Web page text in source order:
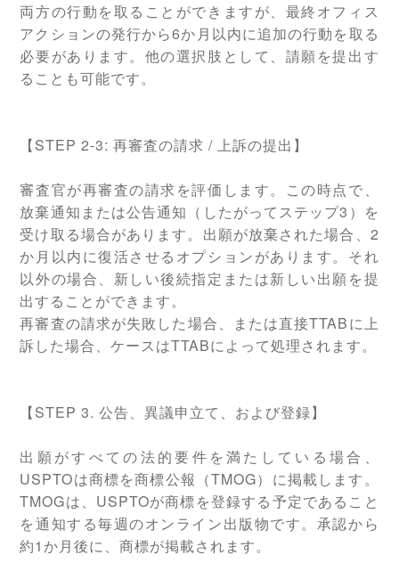
両方の行動を取ることができますが、最終オフィス
アクションの発行から6か月以内に追加の行動を取る
必要があります。他の選択肢として、請願を提出す
ることも可能です。
【STEP2-3: 再審査の請求 / 上訴の提出】
審査官が再審査の請求を評価します。この時点で、
放棄通知または公告通知（したがってステップ3）を
受け取る場合があります。出願が放棄された場合、2
か月以内に復活させるオプションがあります。それ
以外の場合、新しい後続指定または新しい出願を提
出することができます。
再審査の請求が失敗した場合、または直接TTABに上
訴した場合、ケースはTTABによって処理されます。
【STEP3. 公告、異議申立て、および登録】
出願がすべての法的要件を満たしている場合、
USPTOは商標を商標公報（TMOG）に掲載します。
TMOGは、USPTOが商標を登録する予定であること
を通知する毎週のオンライン出版物です。承認から
約1か月後に、商標が掲載されます。